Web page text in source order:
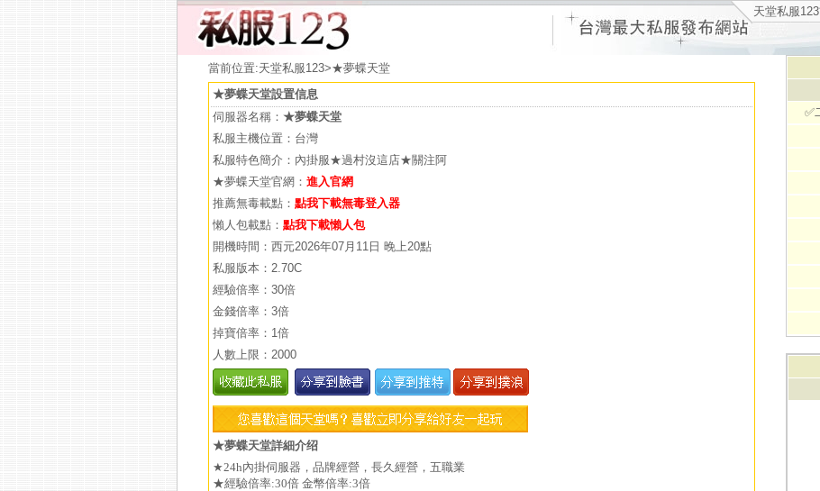
天堂私服
當前位置:天堂私服123>★夢蝶天堂
★夢蝶天堂設置信息
伺服器名稱： ★夢蝶天堂
私服主機位置：台灣
私服特色簡介：內掛服★過村沒這店★關注阿
★夢蝶天堂官網： 進入官網
推薦無毒載點： 點我下載無毒登入器
懶人包載點： 點我下載懶人包
開機時間：西元2026年07月11日 晚上20點
私服版本：2.70C
經驗倍率：30倍
金錢倍率：3倍
掉寶倍率：1倍
人數上限：2000
★夢蝶天堂詳細介绍
★24h內掛伺服器，品牌經營，長久經營，五職業
★經驗倍率:30倍 金幣倍率:3倍
✅